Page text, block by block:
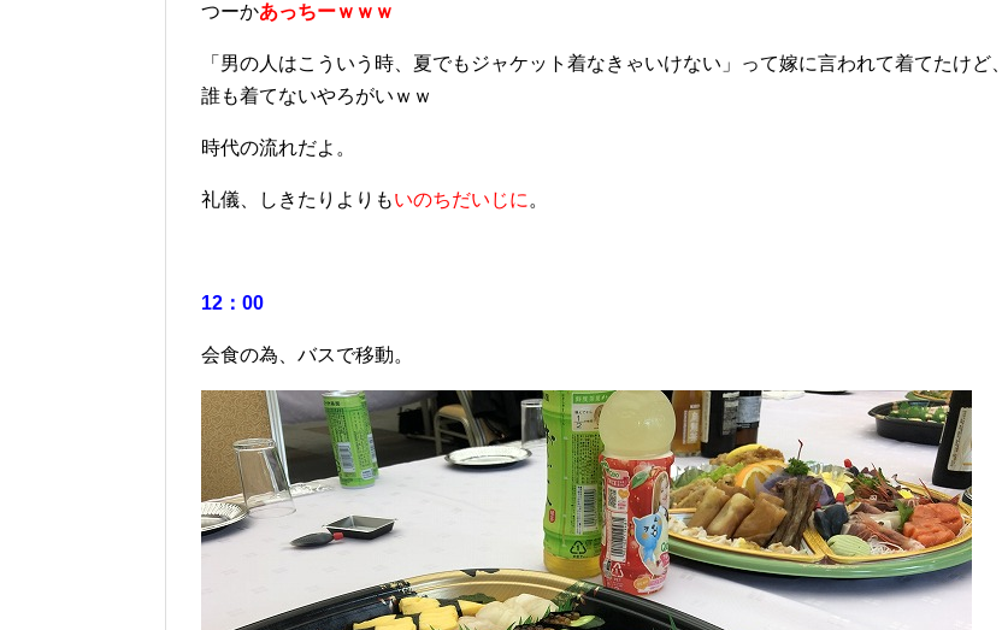
つーかあっちーｗｗｗ
「男の人はこういう時、夏でもジャケット着なきゃいけない」って嫁に言われて着てたけど、
誰も着てないやろがいｗｗ
時代の流れだよ。
礼儀、しきたりよりもいのちだいじに 。
12：00
会食の為、バスで移動。